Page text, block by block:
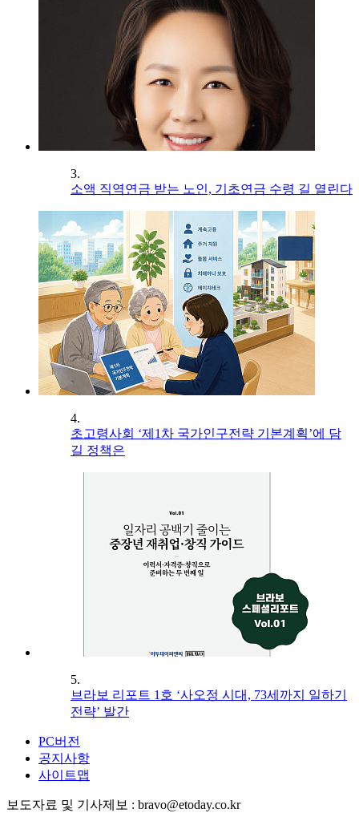
3.
소액 직역연금 받는 노인, 기초연금 수령 길 열린다
4.
초고령사회 ‘제1차 국가인구전략 기본계획’에 담
길 정책은
5.
브라보 리포트 1호 ‘사오정 시대, 73세까지 일하기
전략’ 발간
PC버전
공지사항
사이트맵
보도자료 및 기사제보 : bravo@etoday.co.kr